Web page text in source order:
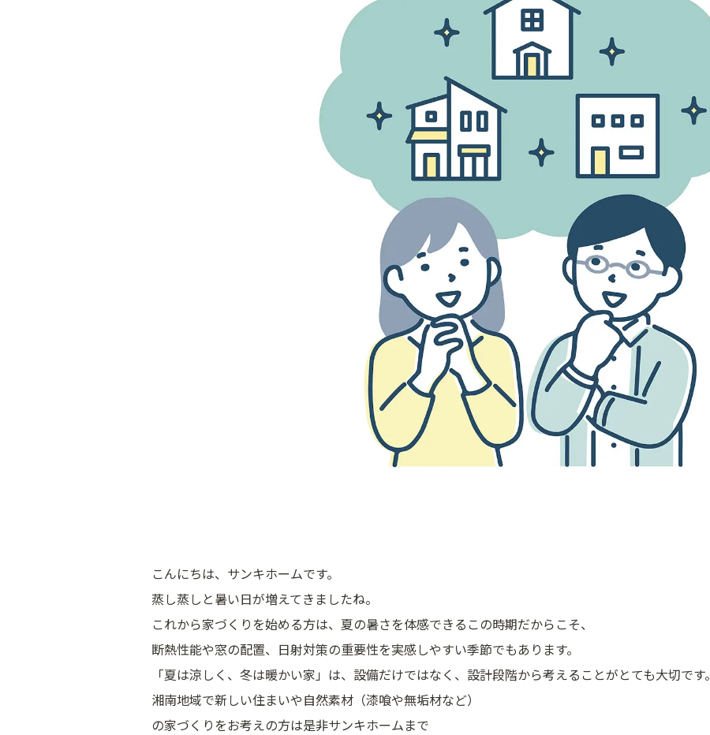
こんにちは、サンキホームです。
蒸し蒸しと暑い日が増えてきましたね。
これから家づくりを始める方は、夏の暑さを体感できるこの時期だからこそ、
断熱性能や窓の配置、日射対策の重要性を実感しやすい季節でもあります。
「夏は涼しく、冬は暖かい家」は、設備だけではなく、設計段階から考えることがとても大切です。
湘南地域で新しい住まいや自然素材（漆喰や無垢材など）
の家づくりをお考えの方は是非サンキホームまで